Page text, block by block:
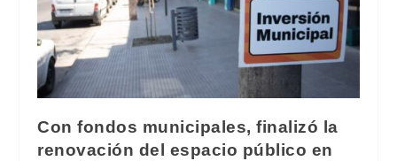
Con fondos municipales, finalizó la
renovación del espacio público en